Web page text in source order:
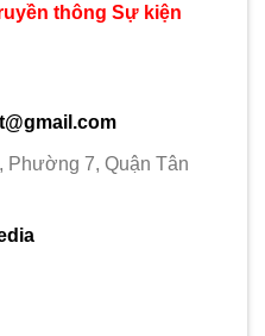
thông Sự kiện
Phường 7, Quận Tân